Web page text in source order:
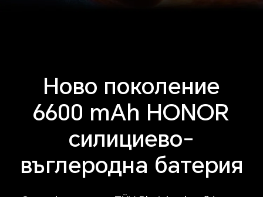
Ново поколение
6600 mAh HONOR
силициево-
въглеродна батерия